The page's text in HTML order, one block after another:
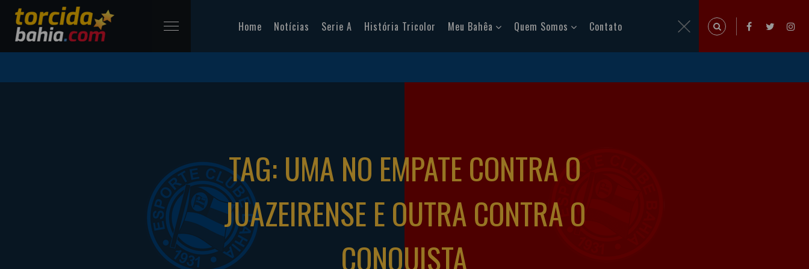
Home Notícias Serie A História Tricolor Meu Bahêa Quem Somos Contato
TAG: UMA NO EMPATE CONTRA O
JUAZEIRENSE E OUTRA CONTRA O
CONQUISTA